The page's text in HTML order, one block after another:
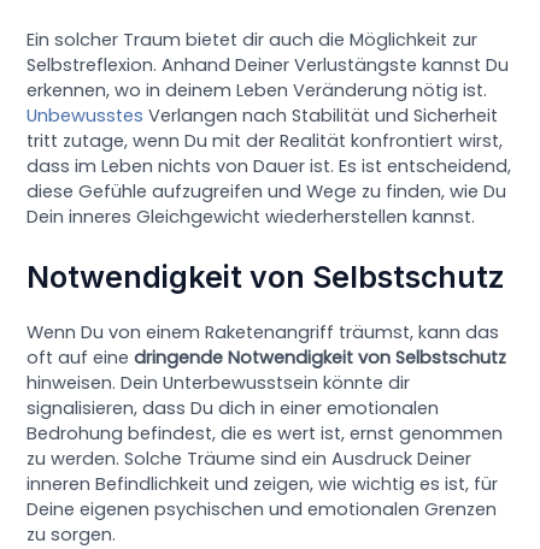
Ein solcher Traum bietet dir auch die Möglichkeit zur
Selbstreflexion. Anhand Deiner Verlustängste kannst Du
erkennen, wo in deinem Leben Veränderung nötig ist.
Unbewusstes Verlangen nach Stabilität und Sicherheit
tritt zutage, wenn Du mit der Realität konfrontiert wirst,
dass im Leben nichts von Dauer ist. Es ist entscheidend,
diese Gefühle aufzugreifen und Wege zu finden, wie Du
Dein inneres Gleichgewicht wiederherstellen kannst.
Notwendigkeit von Selbstschutz
Wenn Du von einem Raketenangriff träumst, kann das
oft auf einedringende Notwendigkeit von Selbstschutz
hinweisen. Dein Unterbewusstsein könnte dir
signalisieren, dass Du dich in einer emotionalen
Bedrohung befindest, die es wert ist, ernst genommen
zu werden. Solche Träume sind ein Ausdruck Deiner
inneren Befindlichkeit und zeigen, wie wichtig es ist, für
Deine eigenen psychischen und emotionalen Grenzen
zu sorgen.